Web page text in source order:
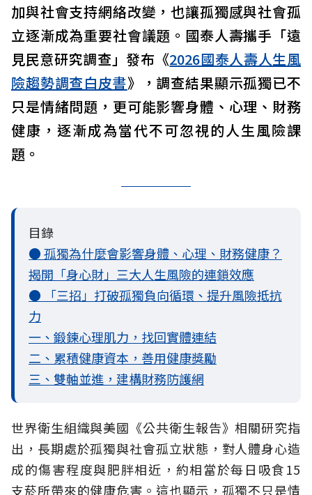
加與社會支持網絡改變，也讓孤獨感與社會孤
立逐漸成為重要社會議題。國泰人壽攜手「遠
見民意研究調查」發布《2026國泰人壽人生風
險趨勢調查白皮書》，調查結果顯示孤獨已不
只是情緒問題，更可能影響身體、心理、財務
健康，逐漸成為當代不可忽視的人生風險課
題。
目錄
● 孤獨為什麼會影響身體、心理、財務健康？
揭開「身心財」三大人生風險的連鎖效應
● 「三招」打破孤獨負向循環、提升風險抵抗
力
一、鍛鍊心理肌力，找回實體連結
二、累積健康資本，善用健康獎勵
三、雙軸並進，建構財務防護網
世界衛生組織與美國《公共衛生報告》相關研究指
出，長期處於孤獨與社會孤立狀態，對人體身心造
成的傷害程度與肥胖相近，約相當於每日吸食15
支菸所帶來的健康危害。這也顯示，孤獨不只是情